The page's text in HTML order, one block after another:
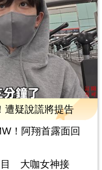
遭疑說謊將提告
！阿翔首露面回
目 大咖女神接